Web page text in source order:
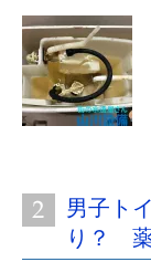
男子ト
り？